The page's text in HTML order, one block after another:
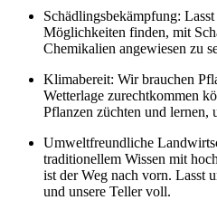
Schädlingsbekämpfung:
Möglichkeiten finden, mit
Chemikalien angewiesen zu
Klimabereit: Wir brauchen
Wetterlage zurechtkommen
Pflanzen züchten und lernen,
Umweltfreundliche
traditionellem Wissen mit
ist der Weg nach vorn. Lasst
und unsere Teller voll.